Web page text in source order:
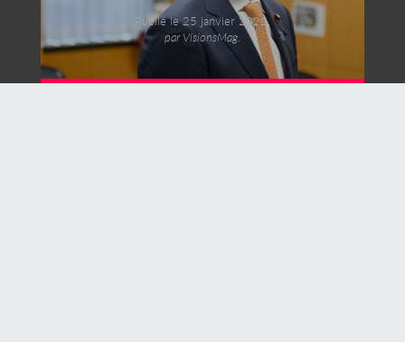
Publié le 25 janvier 2022,
par VisionsMag.